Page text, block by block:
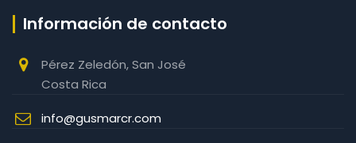
Información de contacto
Pérez Zeledón, San José
Costa Rica
info@gusmarcr.com